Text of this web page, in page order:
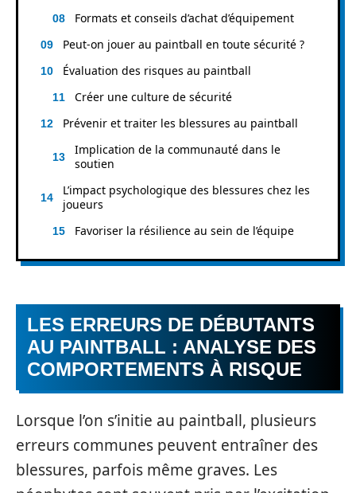
Formats et conseils d’achat d’équipement
Peut-on jouer au paintball en toute sécurité ?
Évaluation des risques au paintball
Créer une culture de sécurité
Prévenir et traiter les blessures au paintball
Implication de la communauté dans le
soutien
L’impact psychologique des blessures chez les
joueurs
Favoriser la résilience au sein de l’équipe
LES ERREURS DE DÉBUTANTS
AU PAINTBALL : ANALYSE DES
COMPORTEMENTS À RISQUE
Lorsque l’on s’initie au paintball, plusieurs
erreurs communes peuvent entraîner des
blessures, parfois même graves. Les